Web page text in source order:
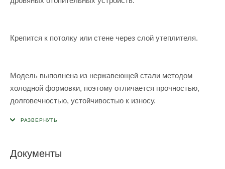
Крепится к потолку или стене через слой утеплителя.
Модель выполнена из нержавеющей стали методом
холодной формовки, поэтому отличается прочностью,
долговечностью, устойчивостью к износу.
Документы